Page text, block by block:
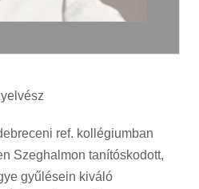
ref. kollégiumban
Szeghalmon tanítóskodott,
gyűlésein kiváló